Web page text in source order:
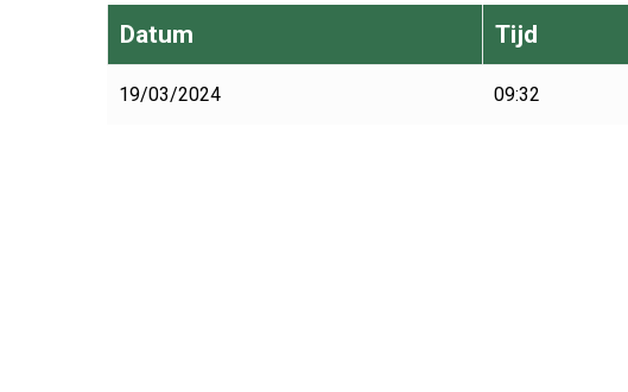
Datum Tijd
19/03/2024 09:32